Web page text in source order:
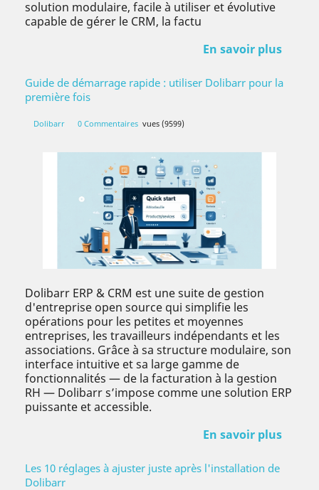
solution modulaire, facile à utiliser et évolutive
capable de gérer le CRM, la factu
En savoir plus
Guide de démarrage rapide : utiliser Dolibarr pour la
première fois
Dolibarr 0 Commentaires vues (9599)
Dolibarr ERP & CRM est une suite de gestion
d'entreprise open source qui simplifie les
opérations pour les petites et moyennes
entreprises, les travailleurs indépendants et les
associations. Grâce à sa structure modulaire, son
interface intuitive et sa large gamme de
fonctionnalités — de la facturation à la gestion
RH — Dolibarr s’impose comme une solution ERP
puissante et accessible.
En savoir plus
Les 10 réglages à ajuster juste après l'installation de
Dolibarr